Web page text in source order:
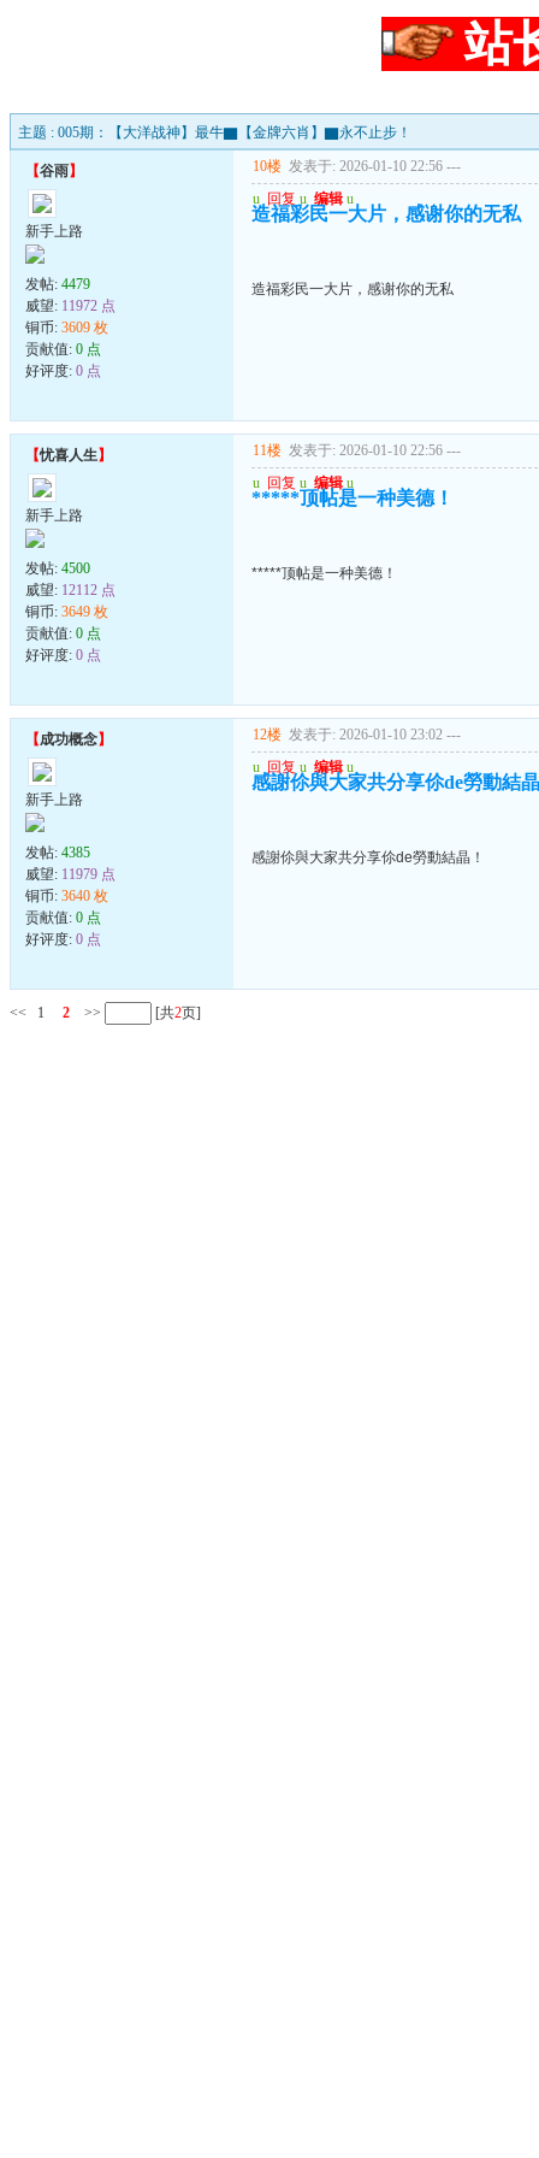
站
主题 : 005期：【大洋战神】最牛▇【金牌六肖】▇永不止步！
【谷雨】
新手上路
发帖: 4479
威望: 11972 点
铜币: 3609 枚
贡献值: 0 点
好评度: 0 点
10楼 发表于: 2026-01-10 22:56 ---
u 回复 u 编辑 u
造福彩民一大片，感谢你的无私
造福彩民一大片，感谢你的无私
【忧喜人生】
新手上路
发帖: 4500
威望: 12112 点
铜币: 3649 枚
贡献值: 0 点
好评度: 0 点
11楼 发表于: 2026-01-10 22:56 ---
u 回复 u 编辑 u
*****顶帖是一种美德！
*****顶帖是一种美德！
【成功概念】
新手上路
发帖: 4385
威望: 11979 点
铜币: 3640 枚
贡献值: 0 点
好评度: 0 点
12楼 发表于: 2026-01-10 23:02 ---
u 回复 u 编辑 u
感謝伱與大家共分享伱de勞動結
感謝伱與大家共分享伱de勞動結晶！
<< 1 2 >> [共2页]